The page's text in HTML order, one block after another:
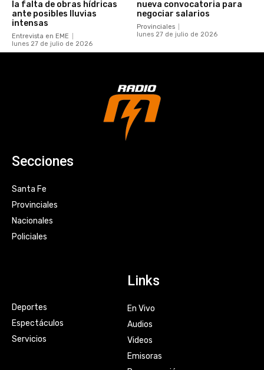
la falta de obras hídricas
ante posibles lluvias
intensas
Entrevista en EME
lunes 27 de julio de 2026
nueva convocatoria para
negociar salarios
Provinciales
lunes 27 de julio de 2026
Secciones
Santa Fe
Provinciales
Nacionales
Policiales
Deportes
Espectáculos
Servicios
Links
En Vivo
Audios
Videos
Emisoras